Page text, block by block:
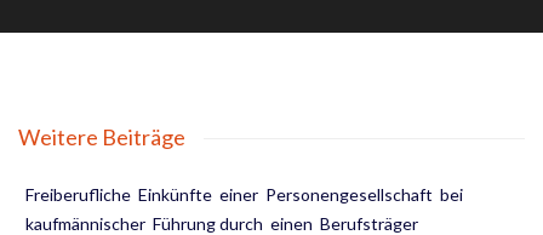
Weitere Beiträge
Freiberufliche Einkünfte einer Personengesellschaft bei
kaufmännischer Führung durch einen Berufsträger